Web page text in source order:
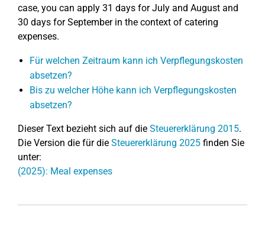
case, you can apply 31 days for July and August and
30 days for September in the context of catering
expenses.
Für welchen Zeitraum kann ich Verpflegungskosten
absetzen?
Bis zu welcher Höhe kann ich Verpflegungskosten
absetzen?
Dieser Text bezieht sich auf die Steuererklärung 2015.
Die Version die für die Steuererklärung 2025 finden Sie
unter:
(2025): Meal expenses